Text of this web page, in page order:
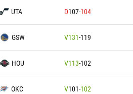
UTA D107-104
GSW V131-119
HOU V113-102
OKC V101-102